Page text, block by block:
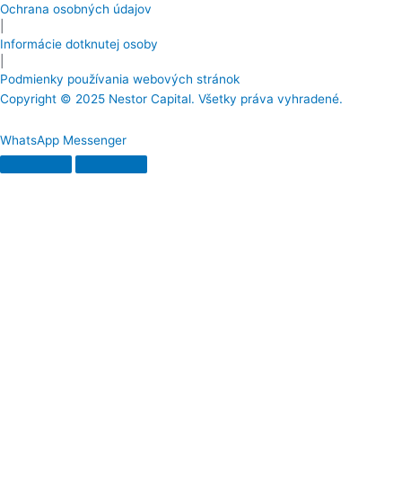
Ochrana osobných údajov
Informácie dotknutej osoby
Podmienky používania webových stránok
Copyright © 2025 Nestor Capital. Všetky práva vyhradené.
WhatsApp Messenger